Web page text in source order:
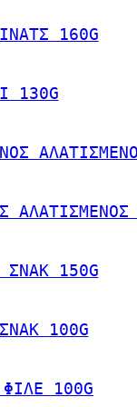
160G
130G
ΑΛΑΤΙΣΜΕΝΟΣ
150G
100G
100G